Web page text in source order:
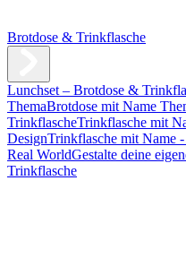
Brotdose & Trinkflasche
Lunchset – Brotdose &
ThemaBrotdose mit Name
TrinkflascheTrinkflasche mit
DesignTrinkflasche mit Name
Real WorldGestalte deine
Trinkflasche